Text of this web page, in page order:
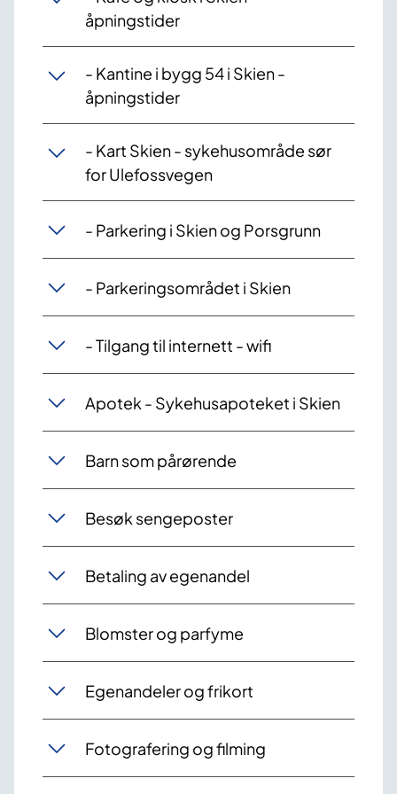
åpningstider
- Kantine i bygg 54 i Skien -
åpningstider
- Kart Skien - sykehusområde sør
for Ulefossvegen
- Parkering i Skien og Porsgrunn
- Parkeringsområdet i Skien
- Tilgang til internett - wifi
Apotek - Sykehusapoteket i Skien
Barn som pårørende
Besøk sengeposter
Betaling av egenandel
Blomster og parfyme
Egenandeler og frikort
Fotografering og filming